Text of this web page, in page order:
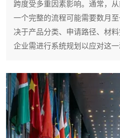
跨度受多重因素影响。通常，
一个完整的流程可能需要数月
决于产品分类、申请路径、材
企业需进行系统规划以应对这一